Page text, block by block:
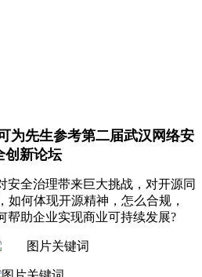
为先生参考第二届武汉网络安
创新论坛
安全治理带来巨大挑战，对开源同
何体现开源精神，怎么合规，
帮助企业实现商业可持续发展?